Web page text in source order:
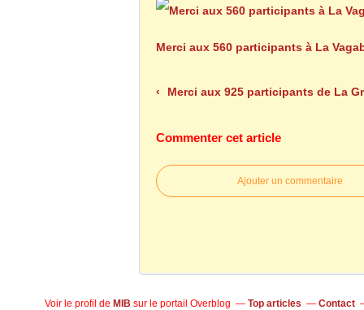
Merci aux 560 participants à La
Merci aux 925 participants de La Grande Vadrouille
Commenter cet article
Ajouter un commentaire
Voir le profil de MIB sur le portail Overblog Top articles Contact